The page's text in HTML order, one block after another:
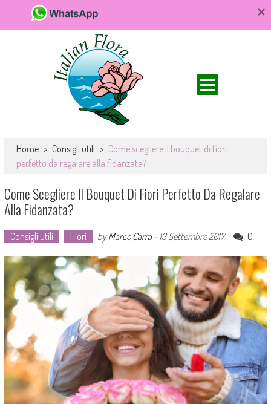
domicilio, rose e bouquet
floreali. Fiori da acquistare online e consegnare a domicilio per ogni
Home > Consigli utili > Come scegliere il bouquet di fiori
perfetto da regalare alla fidanzata?
Come Scegliere Il Bouquet Di Fiori Perfetto Da Regalare
Alla Fidanzata?
Consigli utili Fiori byMarco Carra-13 Settembre 2017 0